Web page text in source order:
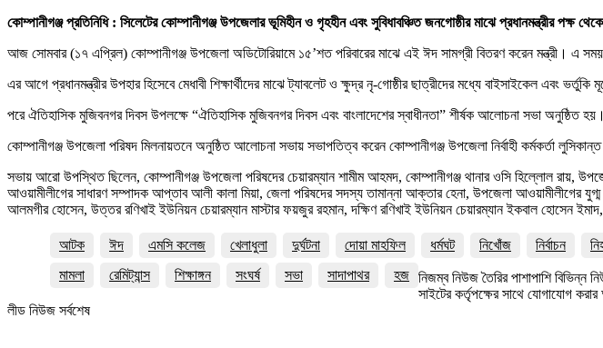
কোম্পানীগঞ্জ প্রতিনিধি : সিলেটের কোম্পানীগঞ্জ উপজেলার ভূমিহীন ও গৃহহীন এবং সুবিধাবঞ্চিত জনগোষ্ঠীর মাঝে প্রধানমন্ত্রীর পক্ষ
আজ সোমবার (১৭ এপ্রিল) কোম্পানীগঞ্জ উপজেলা অডিটোরিয়ামে ১৫’শত পরিবারের মাঝে এই ঈদ সামগ্রী বিতরণ করেন মন্ত্রী। এ
এর আগে প্রধানমন্ত্রীর উপহার হিসেবে মেধাবী শিক্ষার্থীদের মাঝে ট্যাবলেট ও ক্ষুদ্র নৃ-গোষ্ঠীর ছাত্রীদের মধ্যে বাইসাইকেল এবং
পরে ঐতিহাসিক মুজিবনগর দিবস উপলক্ষে “ঐতিহাসিক মুজিবনগর দিবস এবং বাংলাদেশের স্বাধীনতা” শীর্ষক আলোচনা সভা অনুষ্ঠিত
কোম্পানীগঞ্জ উপজেলা পরিষদ মিলনায়তনে অনুষ্ঠিত আলোচনা সভায় সভাপতিত্ব করেন কোম্পানীগঞ্জ উপজেলা নির্বাহী কর্মকর্তা
সভায় আরো উপস্থিত ছিলেন, কোম্পানীগঞ্জ উপজেলা পরিষদের চেয়ারম্যান শামীম আহমদ, কোম্পানীগঞ্জ থানার ওসি হিল্লোল
আওয়ামীলীগের সাধারণ সম্পাদক আপ্তাব আলী কালা মিয়া, জেলা পরিষদের সদস্য তামান্না আক্তার হেনা, উপজেলা আওয়ামীলীগের
আলমগীর হোসেন, উত্তর রণিখাই ইউনিয়ন চেয়ারম্যান মাস্টার ফয়জুর রহমান, দক্ষিণ রণিখাই ইউনিয়ন চেয়ারম্যান ইকবাল হোসেন
আটক ঈদ এমসি কলেজ খেলাধুলা দুর্ঘটনা দোয়া মাহফিল ধর্মঘট নিখোঁজ নির্বাচন
মামলা
রেমিট্যান্স শিক্ষাঙ্গন সংঘর্ষ সভা সাদাপাথর হজ নিজম্ব নিউজ তৈরির পাশাপাশি
সাইটের কর্তৃপক্ষের সাথে যোগাযোগ
লীড নিউজ সর্বশেষ